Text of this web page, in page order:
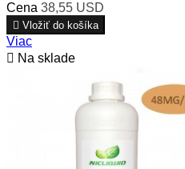
Cena 38,55 USD
 Vložiť do košíka
Viac
 Na sklade